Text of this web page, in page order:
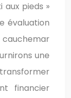
aux pieds »
évaluation
une
financier